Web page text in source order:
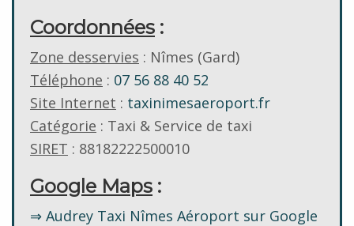
Coordonnées :
Zone desservies : Nîmes (Gard)
Téléphone : 07 56 88 40 52
Site Internet : taxinimesaeroport.fr
Catégorie : Taxi & Service de taxi
SIRET : 88182222500010
Google Maps :
⇒ Audrey Taxi Nîmes Aéroport sur Google